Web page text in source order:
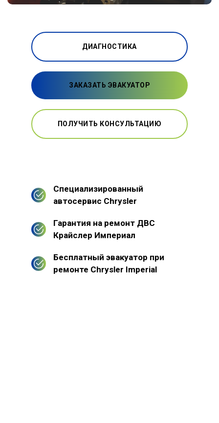
ДИАГНОСТИКА
ЗАКАЗАТЬ ЭВАКУАТОР
ПОЛУЧИТЬ КОНСУЛЬТАЦИЮ
Специализированный
автосервис Chrysler
Гарантия на ремонт ДВС
Крайслер Империал
Бесплатный эвакуатор при
ремонте Chrysler Imperial